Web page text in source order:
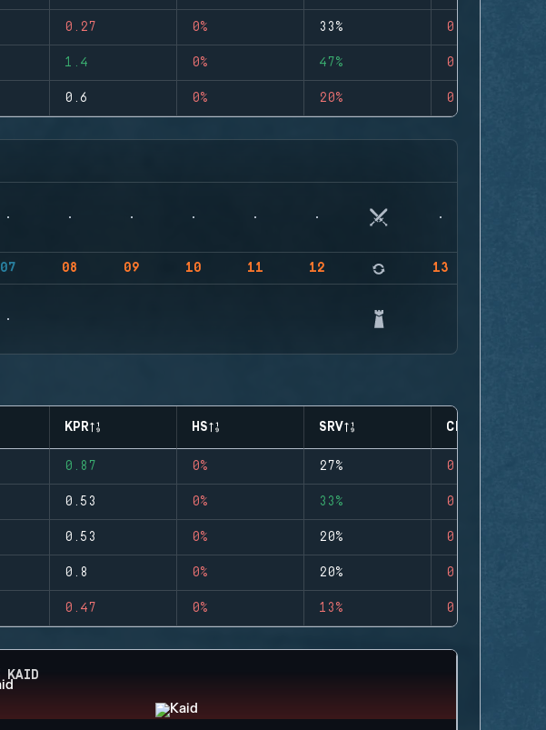
0.27 0% 33% 0
1.4 0% 47% 0
0.6 0% 20% 0
07 08 09 10 11 12 13
KPR HS SRV CLUTCHES
0.87 0% 27% 0
0.53 0% 33% 0
0.53 0% 20% 0
0.8 0% 20% 0
0.47 0% 13% 0
KAID